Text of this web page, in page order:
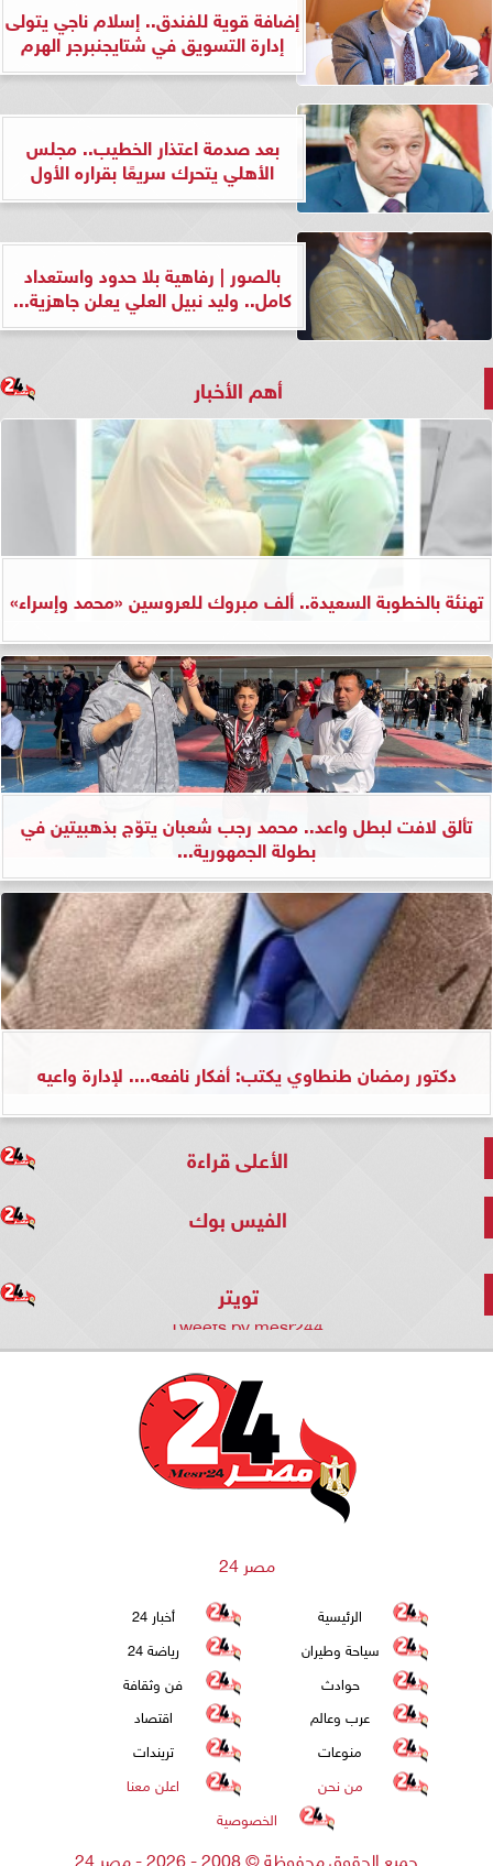
إضافة قوية للفندق.. إسلام ناجي يتولى
إدارة التسويق في شتايجنبرجر الهرم
بعد صدمة اعتذار الخطيب.. مجلس
الأهلي يتحرك سريعًا بقراره الأول
بالصور | رفاهية بلا حدود واستعداد
كامل.. وليد نبيل العلي يعلن جاهزية...
أهم الأخبار
تهنئة بالخطوبة السعيدة.. ألف مبروك للعروسين «محمد وإسراء»
تألق لافت لبطل واعد.. محمد رجب شعبان يتوّج بذهبيتين في
بطولة الجمهورية...
دكتور رمضان طنطاوي يكتب: أفكار نافعه.... لإدارة واعيه
الأعلى قراءة
الفيس بوك
تويتر
Tweets by mesr244
مصر 24
الرئيسية
أخبار 24
سياحة وطيران
رياضة 24
حوادث
فن وثقافة
عرب وعالم
اقتصاد
منوعات
تريندات
من نحن
اعلن معنا
الخصوصية
جميع الحقوق محفوظة©